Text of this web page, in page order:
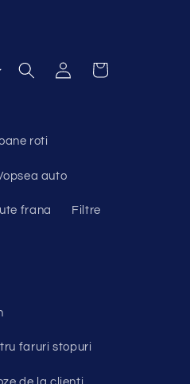
roti
auto
frana Filtre
faruri stopuri
Conectați-
vă
Coș